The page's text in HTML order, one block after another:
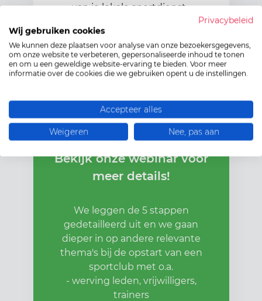
van je lokale sportdienst.
sportaccommodatie, subsidiëring,
promotie van je sportclub,
informatie, logistieke
ondersteuning,...
Bekijk onze webinar voor
meer details!
We leggen de 5 stappen
gedetailleerd uit en we gaan
dieper in op andere relevante
thema's bij de opstart van een
sportclub met o.a.
- werving leden, vrijwilligers,
trainers
Privacybeleid
Wij gebruiken cookies
We kunnen deze plaatsen voor analyse van onze bezoekersgegevens,
om onze website te verbeteren, gepersonaliseerde inhoud te tonen
en om u een geweldige website-ervaring te bieden. Voor meer
informatie over de cookies die we gebruiken opent u de instellingen.
Accepteer alles
Weigeren Nee, pas aan